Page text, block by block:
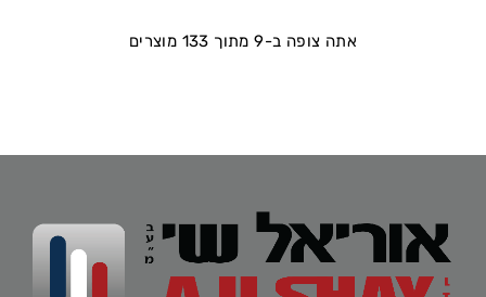
אתה צופה ב-9 מתוך 133 מוצרים